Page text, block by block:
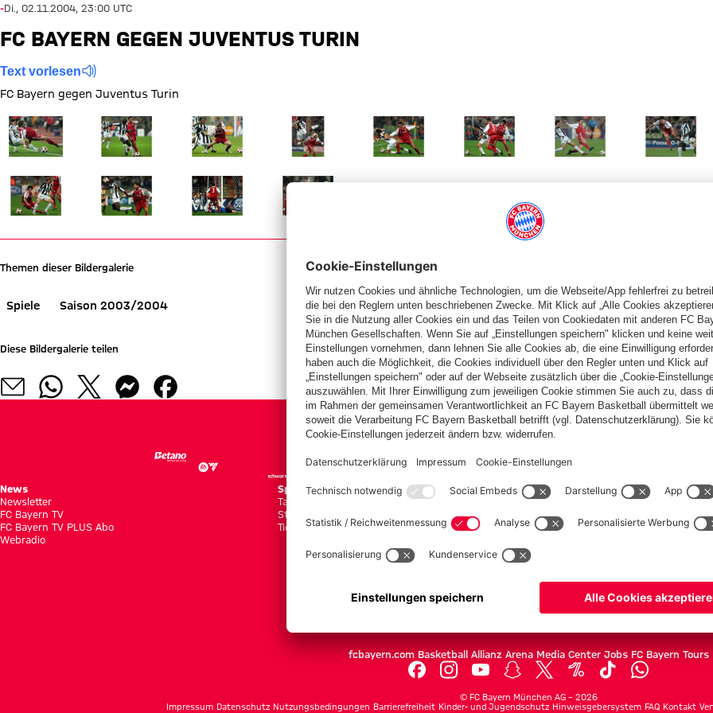
-Di., 02.11.2004, 23:00 UTC
FC BAYERN GEGEN JUVENTUS TURIN
Text vorlesen
FC Bayern gegen Juventus Turin
Zeige in voller GrößeZeige in voller GrößeZeige in voller GrößeZeige in voller GrößeZeige in voller GrößeZeige in voller GrößeZeige in voller GrößeZeige in
Zeige in voller GrößeZeige in voller GrößeZeige in voller GrößeZeige in voller Größe
Themen dieser Bildergalerie
Spiele Saison 2003/2004
Diese Bildergalerie teilen
PARTNER
News
Newsletter
FC Bayern TV
FC Bayern TV PLUS Abo
Webradio
Spiele
Tabellen
Statistiken
Tickets
Teams
Herren
Amateure
Campus Teams
fcbayern.com Basketball Allianz Arena Media Center Jobs FC Bayern Tours
© FC Bayern München AG – 2026
Impressum Datenschutz Nutzungsbedingungen Barrierefreiheit Kinder- und Jugendschutz Hinweisgebersystem FAQ Kontakt